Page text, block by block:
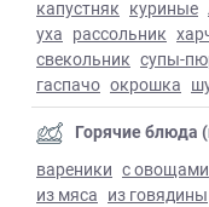
капустняк куриные
уха рассольник
свекольник супы-
гаспачо окрошка
Горячие блюда
вареники с овощами
из мяса из говядины